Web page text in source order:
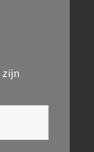
zijn